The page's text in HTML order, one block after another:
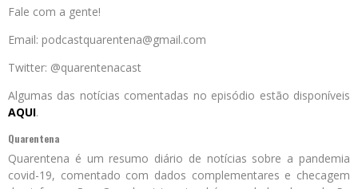
Fale com a gente!
Email: podcastquarentena@gmail.com
Twitter: @quarentenacast
Algumas das notícias comentadas no episódio estão disponíveis
AQUI.
Quarentena
Quarentena é um resumo diário de notícias sobre a pandemia
covid-19, comentado com dados complementares e checagem